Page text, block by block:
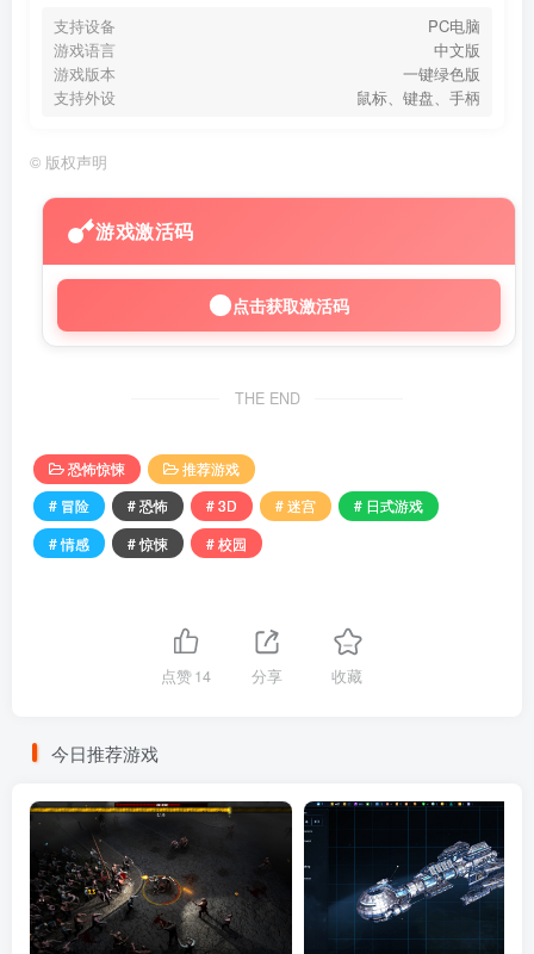
支持设备
PC电脑
游戏语言
中文版
游戏版本
一键绿色版
支持外设
鼠标、键盘、手柄
© 版权声明
游戏激活码
点击获取激活码
THE END
恐怖惊悚
推荐游戏
# 冒险
# 恐怖 # 3D # 迷宫
# 日式游戏
# 情感
# 惊悚 # 校园
点赞14 分享 收藏
今日推荐游戏